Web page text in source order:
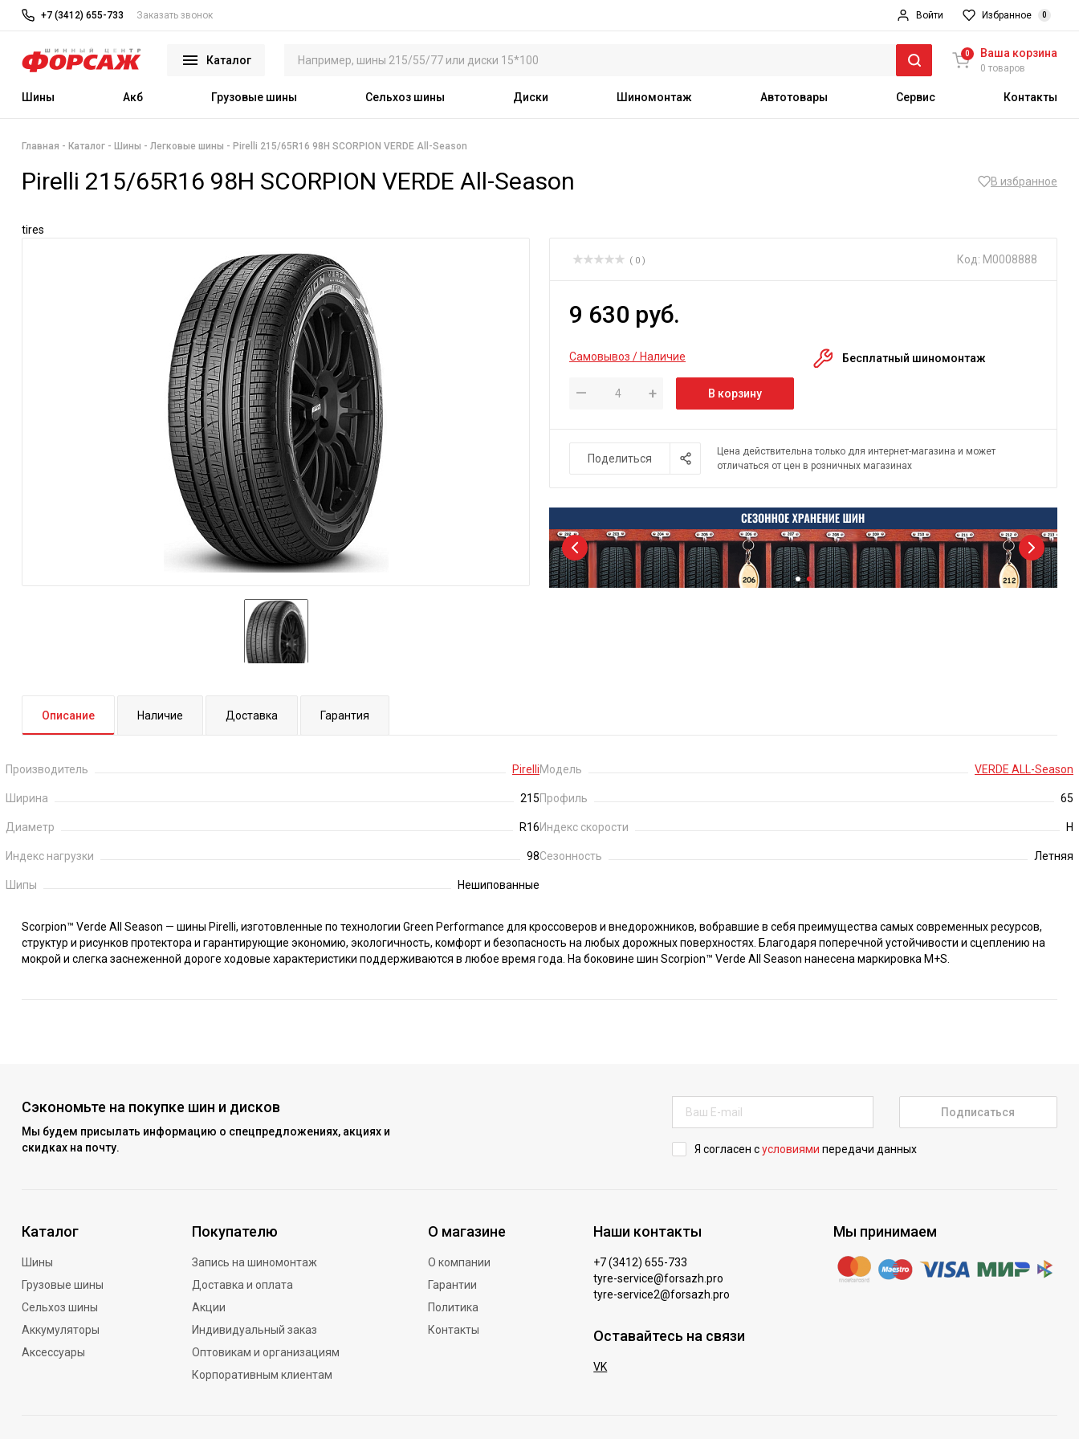
+7 (3412) 655-733 Заказать звонок Войти Избранное 0
Каталог
0 Ваша корзина
0 товаров
Шины Акб Грузовые шины Сельхоз шины Диски Шиномонтаж Автотовары Сервис Контакты
Главная Каталог Шины Легковые шины Pirelli 215/65R16 98H SCORPION VERDE All-Season
Pirelli 215/65R16 98H SCORPION VERDE All-Season В избранное
tires
( 0 ) Код: М0008888
9 630 руб.
Самовывоз / Наличие
— + В корзину
Бесплатный шиномонтаж
Поделиться
Цена действительна только для интернет-магазина и может
отличаться от цен в розничных магазинах
Описание Наличие Доставка Гарантия
Производитель PirelliМодель VERDE ALL-Season
Ширина 215Профиль 65
Диаметр R16Индекс скорости H
Индекс нагрузки 98Сезонность Летняя
Шипы Нешипованные
Scorpion™ Verde All Season — шины Pirelli, изготовленные по технологии Green Performance для кроссоверов и внедорожников, вобравшие в себя преимущества самых современных ресурсов,
структур и рисунков протектора и гарантирующие экономию, экологичность, комфорт и безопасность на любых дорожных поверхностях. Благодаря поперечной устойчивости и сцеплению на
мокрой и слегка заснеженной дороге ходовые характеристики поддерживаются в любое время года. На боковине шин Scorpion™ Verde All Season нанесена маркировка M+S.
Сэкономьте на покупке шин и дисков
Мы будем присылать информацию о спецпредложениях, акциях и
скидках на почту.
Подписаться
Я согласен сусловиями передачи данных
Каталог
Шины
Грузовые шины
Сельхоз шины
Аккумуляторы
Аксессуары
Покупателю
Запись на шиномонтаж
Доставка и оплата
Акции
Индивидуальный заказ
Оптовикам и организациям
Корпоративным клиентам
О магазине
О компании
Гарантии
Политика
Контакты
Наши контакты
+7 (3412) 655-733
tyre-service@forsazh.pro
tyre-service2@forsazh.pro
Оставайтесь на связи
VK
Мы принимаем